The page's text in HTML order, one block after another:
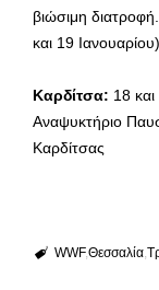
βιώσιμη
και 19
Καρδίτσα: 18
Αναψυκτήριο
Καρδίτσας
WWF Θεσσαλία